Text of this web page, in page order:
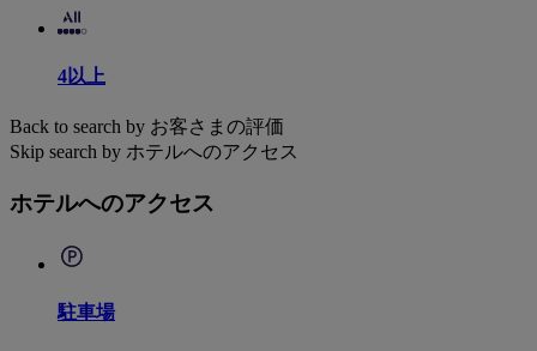
4以上
Back to search by お客さまの評価
Skip search by ホテルへのアクセス
ホテルへのアクセス
駐車場